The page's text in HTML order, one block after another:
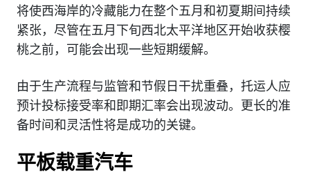
将使西海岸的冷藏能力在整个五月和初夏期间持续
紧张，尽管在五月下旬西北太平洋地区开始收获樱
桃之前，可能会出现一些短期缓解。
由于生产流程与监管和节假日干扰重叠，托运人应
预计投标接受率和即期汇率会出现波动。更长的准
备时间和灵活性将是成功的关键。
平板载重汽车